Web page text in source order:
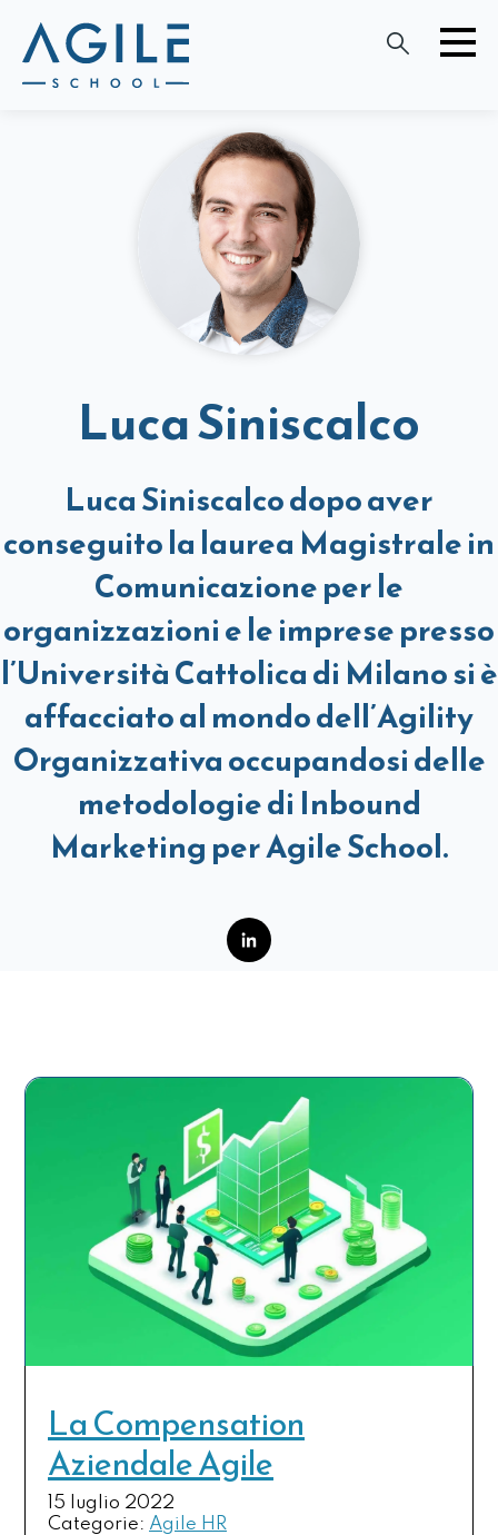
Luca Siniscalco
Luca Siniscalco dopo aver
conseguito la laurea Magistrale in
Comunicazione per le
organizzazioni e le imprese presso
l’Università Cattolica di Milano si è
affacciato al mondo dell’Agility
Organizzativa occupandosi delle
metodologie di Inbound
Marketing per Agile School.
La Compensation
Aziendale Agile
15 luglio 2022
Categorie: Agile HR